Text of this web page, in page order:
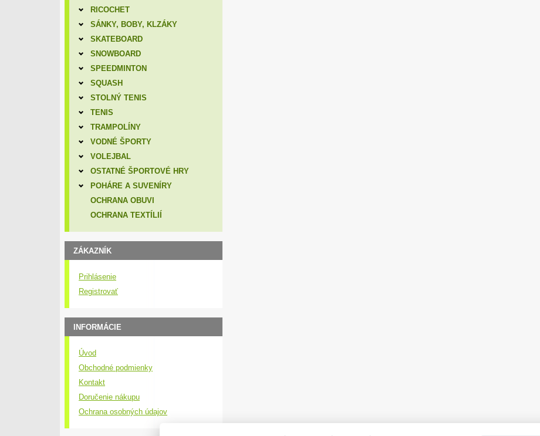
RICOCHET
SÁNKY, BOBY, KLZÁKY
SKATEBOARD
SNOWBOARD
SPEEDMINTON
SQUASH
STOLNÝ TENIS
TENIS
TRAMPOLÍNY
VODNÉ ŠPORTY
VOLEJBAL
OSTATNÉ ŠPORTOVÉ HRY
POHÁRE A SUVENÍRY
OCHRANA OBUVI
OCHRANA TEXTÍLIÍ
ZÁKAZNÍK
Prihlásenie
Registrovať
INFORMÁCIE
Úvod
Obchodné podmienky
Kontakt
Doručenie nákupu
Ochrana osobných údajov